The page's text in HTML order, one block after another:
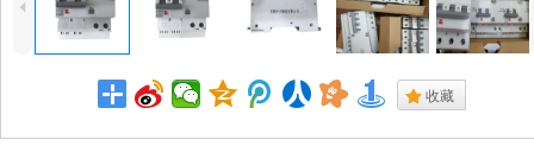
4
. 收藏